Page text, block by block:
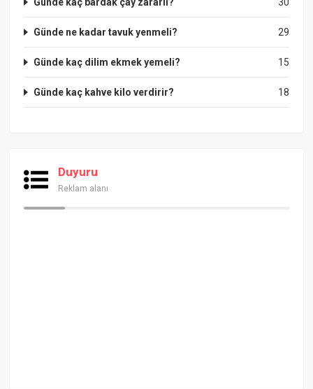
29
Günde ne kadar tavuk yenmeli?
15
Günde kaç dilim ekmek yemeli?
18
Günde kaç kahve kilo verdirir?
Duyuru
Reklam alanı